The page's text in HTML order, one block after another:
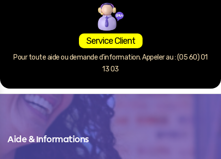
Service Client
Pour toute aide ou demande d’information. Appeler au : (05 60) 01
13 03
Aide & Informations